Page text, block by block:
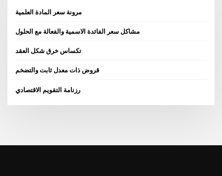
مرونة سعر المادة العلمية
مشاكل سعر الفائدة الاسمية والفعالة مع الحلول
تكساس خرق شكل العقد
قروض ذات معدل ثابت والتضخم
رزنامة التقويم الاقتصادي